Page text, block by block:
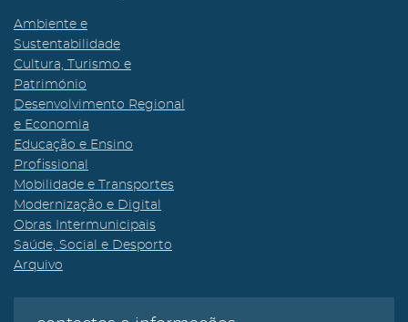
Ambiente e
Sustentabilidade
Cultura, Turismo e
Património
Desenvolvimento Regional
e Economia
Educação e Ensino
Profissional
Mobilidade e Transportes
Modernização e Digital
Obras Intermunicipais
Saúde, Social e Desporto
Arquivo